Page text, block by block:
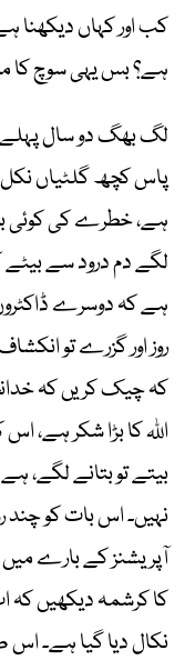
کب اور کہاں دیکھنا
ہے؟ بس یہی سوچ کا
لگ بھگ دو سال پہلے
پاس کچھ گلٹیاں نکل
ہے، خطرے کی کوئی
لگے دم درود سے بیٹے
ہے کہ دوسرے
روز اور گزرے تو
کہ چیک کریں کہ
اللہ کا بڑا شکر ہے،
بیتے تو بتانے لگے، ہے
نہیں۔ اس بات کو
آپریشنز کے بارے
کا کرشمہ دیکھیں
نکال دیا گیا ہے۔